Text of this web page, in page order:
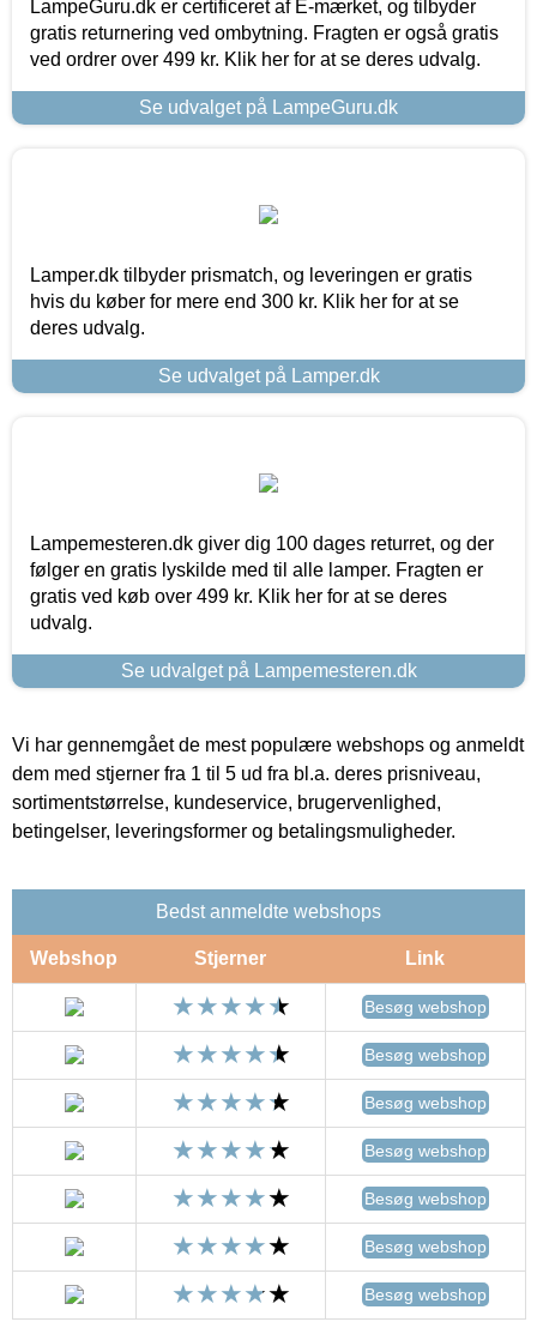
LampeGuru.dk er certificeret af E-mærket, og tilbyder
gratis returnering ved ombytning. Fragten er også gratis
ved ordrer over 499 kr. Klik her for at se deres udvalg.
Se udvalget på LampeGuru.dk
Lamper.dk tilbyder prismatch, og leveringen er gratis
hvis du køber for mere end 300 kr. Klik her for at se
deres udvalg.
Se udvalget på Lamper.dk
Lampemesteren.dk giver dig 100 dages returret, og der
følger en gratis lyskilde med til alle lamper. Fragten er
gratis ved køb over 499 kr. Klik her for at se deres
udvalg.
Se udvalget på Lampemesteren.dk
Vi har gennemgået de mest populære webshops og anmeldt
dem med stjerner fra 1 til 5 ud fra bl.a. deres prisniveau,
sortimentstørrelse, kundeservice, brugervenlighed,
betingelser, leveringsformer og betalingsmuligheder.
Bedst anmeldte webshops
Webshop Stjerner Link
Besøg webshop
Besøg webshop
Besøg webshop
Besøg webshop
Besøg webshop
Besøg webshop
Besøg webshop